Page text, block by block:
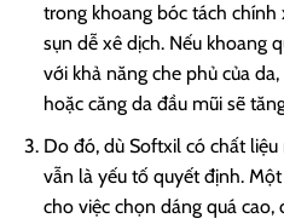
trong khoang bóc tách chính
sụn dễ xê dịch. Nếu khoang
với khả năng che phủ của da,
hoặc căng da đầu mũi sẽ
Do đó, dù Softxil có chất
vẫn là yếu tố quyết định.
cho việc chọn dáng quá